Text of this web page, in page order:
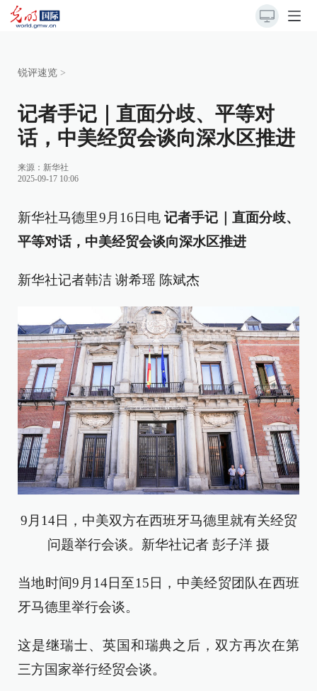
锐评速览 >
记者手记｜直面分歧、平等对
话，中美经贸会谈向深水区推进
来源： 新华社
2025-09-17 10:06
新华社马德里9月16日电记者手记｜直面分歧、
平等对话，中美经贸会谈向深水区推进
新华社记者韩洁 谢希瑶 陈斌杰
9月14日，中美双方在西班牙马德里就有关经贸
问题举行会谈。新华社记者 彭子洋 摄
当地时间9月14日至15日，中美经贸团队在西班
牙马德里举行会谈。
这是继瑞士、英国和瑞典之后，双方再次在第
三方国家举行经贸会谈。